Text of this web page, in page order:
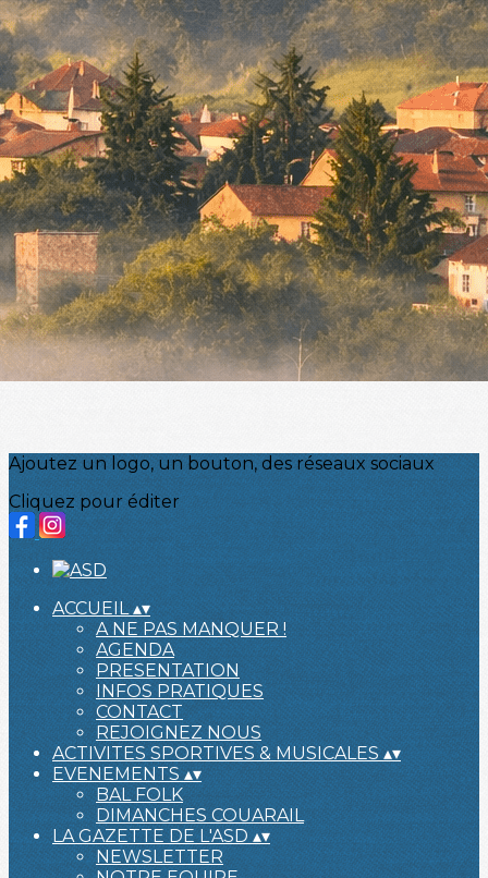
Menu
<
>
NEWSLETTER
NOTRE EQUIPE
GALERIE
?>
Images de la page d'accueil
Cliquez pour éditer
Ajoutez un logo, un bouton, des réseaux sociaux
Cliquez pour éditer
ACCUEIL▴▾
A NE PAS MANQUER !
AGENDA
PRESENTATION
INFOS PRATIQUES
CONTACT
REJOIGNEZ NOUS
ACTIVITES SPORTIVES & MUSICALES▴▾
EVENEMENTS▴▾
BAL FOLK
DIMANCHES COUARAIL
LA GAZETTE DE L'ASD ▴▾
NEWSLETTER